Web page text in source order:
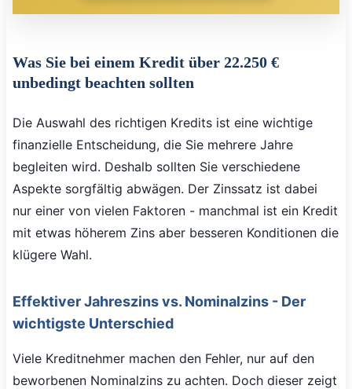
Was Sie bei einem Kredit über 22.250 €
unbedingt beachten sollten
Die Auswahl des richtigen Kredits ist eine wichtige
finanzielle Entscheidung, die Sie mehrere Jahre
begleiten wird. Deshalb sollten Sie verschiedene
Aspekte sorgfältig abwägen. Der Zinssatz ist dabei
nur einer von vielen Faktoren - manchmal ist ein Kredit
mit etwas höherem Zins aber besseren Konditionen die
klügere Wahl.
Effektiver Jahreszins vs. Nominalzins - Der
wichtigste Unterschied
Viele Kreditnehmer machen den Fehler, nur auf den
beworbenen Nominalzins zu achten. Doch dieser zeigt